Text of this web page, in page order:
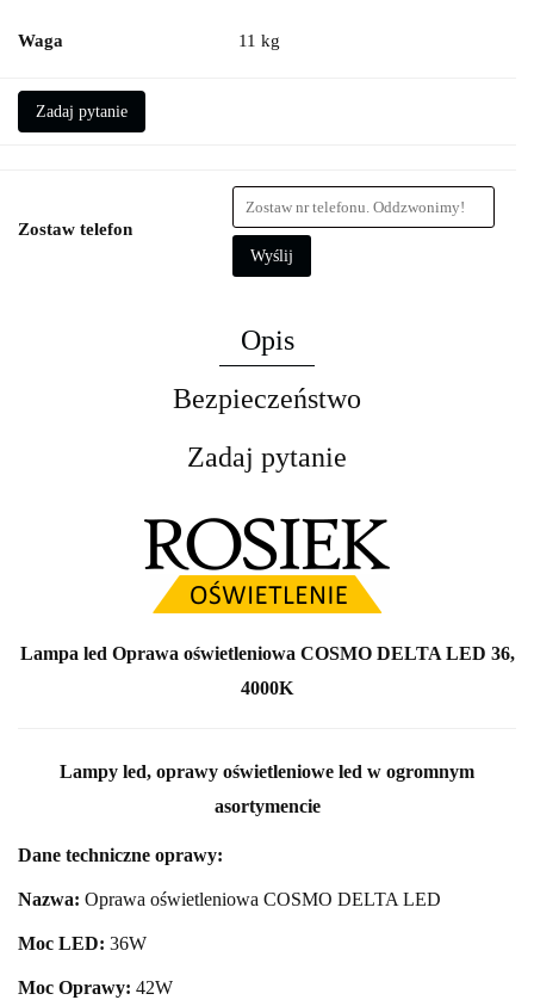
Waga 11 kg
Zadaj pytanie
Zostaw telefon
Wyślij
Opis
Bezpieczeństwo
Zadaj pytanie
Lampa led Oprawa oświetleniowa COSMO DELTA LED 36,
4000K
Lampy led, oprawy oświetleniowe led w ogromnym
asortymencie
Dane techniczne oprawy:
Nazwa: Oprawa oświetleniowa COSMO DELTA LED
Moc LED: 36W
Moc Oprawy: 42W